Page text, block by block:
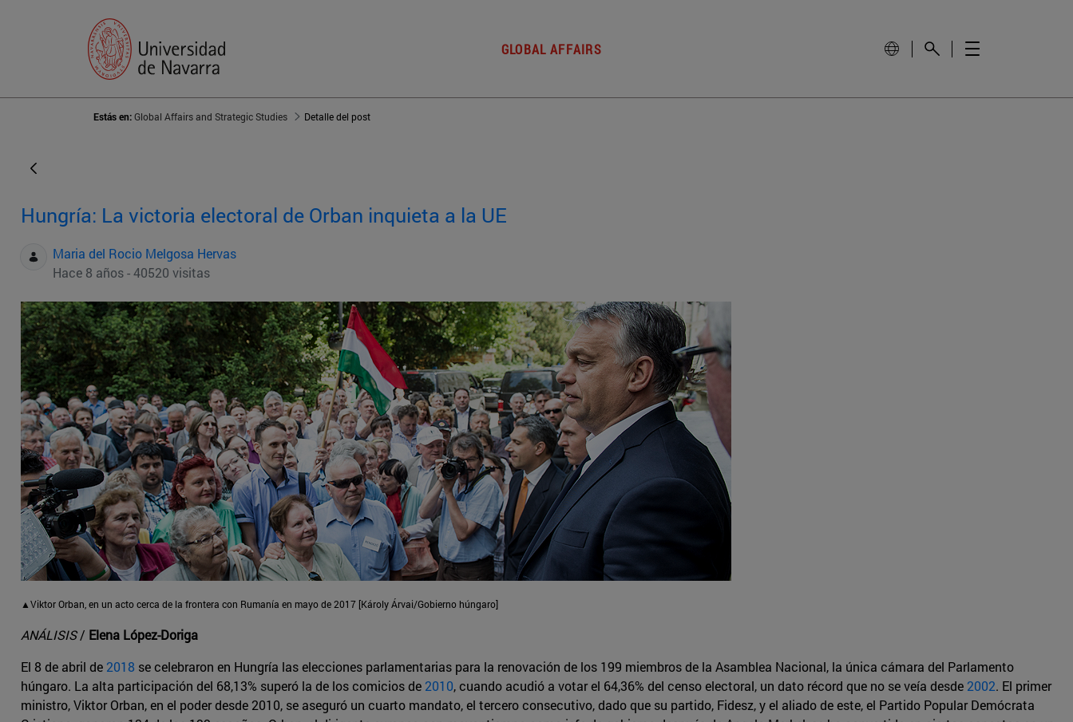
GLOBAL AFFAIRS
Estás en:Global Affairs and Strategic Studies Detalle del post
Hungría: La victoria electoral de Orban inquieta a la UE
Maria del Rocio Melgosa Hervas
Hace 8 años - 40520 visitas
▲Viktor Orban, en un acto cerca de la frontera con Rumanía en mayo de 2017 [Károly Árvai/Gobierno húngaro]
ANÁLISIS/ Elena López-Doriga
El 8 de abril de 2018 se celebraron en Hungría las elecciones parlamentarias para la renovación de los 199 miembros de la Asamblea Nacional, la única cámara del Parlamento
húngaro. La alta participación del 68,13% superó la de los comicios de 2010, cuando acudió a votar el 64,36% del censo electoral, un dato récord que no se veía desde 2002. El primer
ministro, Viktor Orban, en el poder desde 2010, se aseguró un cuarto mandato, el tercero consecutivo, dado que su partido, Fidesz, y el aliado de este, el Partido Popular Demócrata